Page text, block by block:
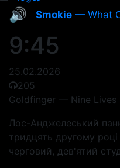
🔊 Smokie — What
9:45
25.02.2026
205
Goldfinger — Nine Lives
Лос-Анджелеський
тридцять другому році
черговий, дев'ятий